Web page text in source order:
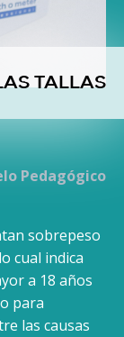
TALLAS
Pedagógico
sobrepeso
cual indica
a 18 años
para
las causas